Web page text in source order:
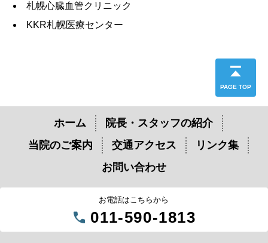
札幌心臓血管クリニック
KKR札幌医療センター
ホーム
院長・スタッフの紹介
当院のご案内
交通アクセス
リンク集
お問い合わせ
お電話はこちらから
call 011-590-1813
PAGE TOP